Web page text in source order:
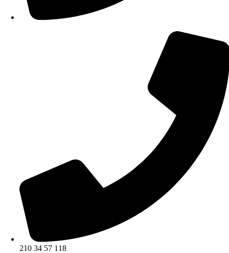
210 34 57 118